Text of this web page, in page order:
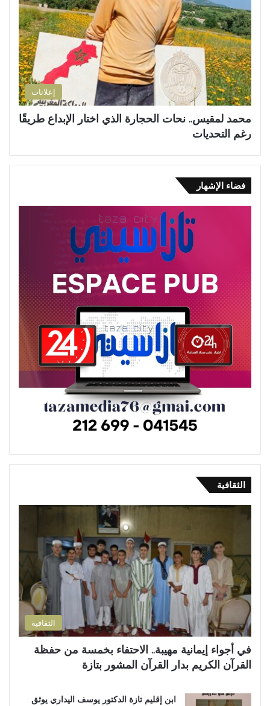
إعلانات
محمد لمقيس.. نحات الحجارة الذي اختار الإبداع طريقًا
رغم التحديات
فضاء الإشهار
الثقافية
الثقافية
في أجواء إيمانية مهيبة.. الاحتفاء بخمسة من حفظة
القرآن الكريم بدار القرآن المشور بتازة
ابن إقليم تازة الدكتور يوسف اليداري يوثق